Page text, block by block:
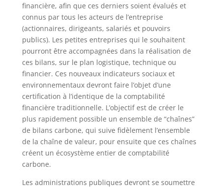
financière, afin que ces derniers soient évalués et
connus par tous les acteurs de l’entreprise
(actionnaires, dirigeants, salariés et pouvoirs
publics). Les petites entreprises qui le souhaitent
pourront être accompagnées dans la réalisation de
ces bilans, sur le plan logistique, technique ou
financier. Ces nouveaux indicateurs sociaux et
environnementaux devront faire l’objet d’une
certification à l’identique de la comptabilité
financière traditionnelle. L’objectif est de créer le
plus rapidement possible un ensemble de “chaînes”
de bilans carbone, qui suive fidèlement l’ensemble
de la chaîne de valeur, pour ensuite que ces chaînes
créent un écosystème entier de comptabilité
carbone.
Les administrations publiques devront se soumettre